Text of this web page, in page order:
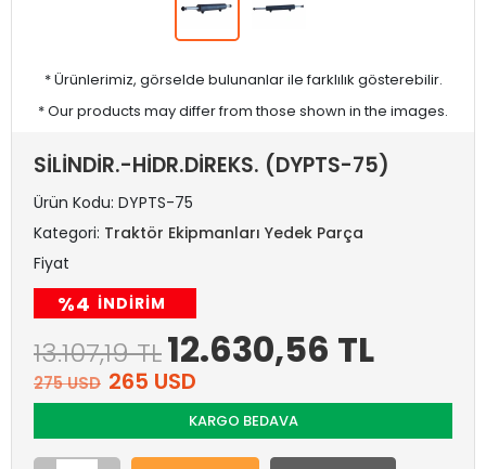
* Ürünlerimiz, görselde bulunanlar ile farklılık gösterebilir.
* Our products may differ from those shown in the images.
SİLİNDİR.-HİDR.DİREKS. (DYPTS-75)
Ürün Kodu: DYPTS-75
Kategori: Traktör Ekipmanları Yedek Parça
Fiyat
%4 INDIRIM
13.107,19 TL12.630,56 TL
275 USD 265 USD
KARGO BEDAVA